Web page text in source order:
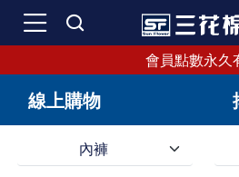
會員點數永久
線上購物
內褲